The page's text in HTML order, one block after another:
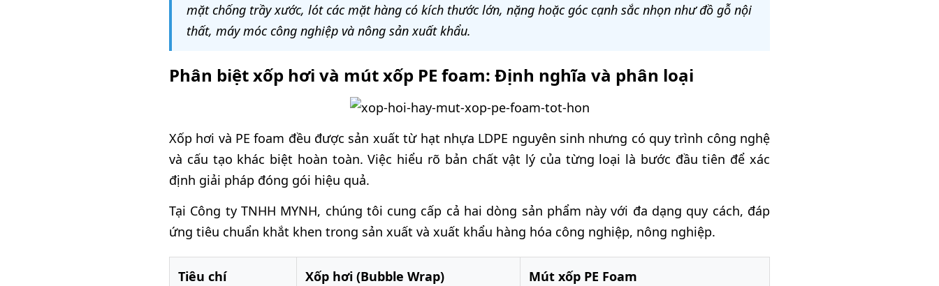
mặt chống trầy xước, lót các mặt hàng có kích thước lớn, nặng hoặc góc cạnh sắc nhọn như đồ gỗ nội
thất, máy móc công nghiệp và nông sản xuất khẩu.
Phân biệt xốp hơi và mút xốp PE foam: Định nghĩa và phân loại
Xốp hơi và PE foam đều được sản xuất từ hạt nhựa LDPE nguyên sinh nhưng có quy trình công nghệ
và cấu tạo khác biệt hoàn toàn. Việc hiểu rõ bản chất vật lý của từng loại là bước đầu tiên để xác
định giải pháp đóng gói hiệu quả.
Tại Công ty TNHH MYNH, chúng tôi cung cấp cả hai dòng sản phẩm này với đa dạng quy cách, đáp
ứng tiêu chuẩn khắt khen trong sản xuất và xuất khẩu hàng hóa công nghiệp, nông nghiệp.
Tiêu chí Xốp hơi (Bubble Wrap) Mút xốp PE Foam